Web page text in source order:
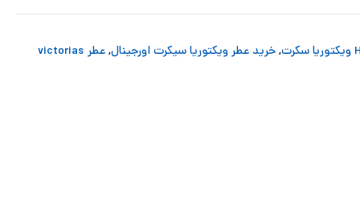
,خرید عطر ویکتوریا سیکرت اورجینال, عطر victorias